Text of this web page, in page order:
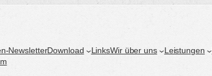
NewsletterDownload LinksWir über uns Leistungen